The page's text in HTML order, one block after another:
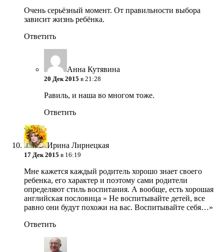
Очень серьёзный момент. От правильности выбора
зависит жизнь ребёнка.
Ответить
Анна Кутявина
20 Дек 2015 в 21:28
Равиль, и наша во многом тоже.
Ответить
Ирина Лирнецкая
17 Дек 2015 в 16:19
Мне кажется каждый родитель хорошо знает своего
ребенка, его характер и поэтому сами родители
определяют стиль воспитания. А вообще, есть хорошая
английская пословица » Не воспитывайте детей, все
равно они будут похожи на вас. Воспитывайте себя…»
Ответить